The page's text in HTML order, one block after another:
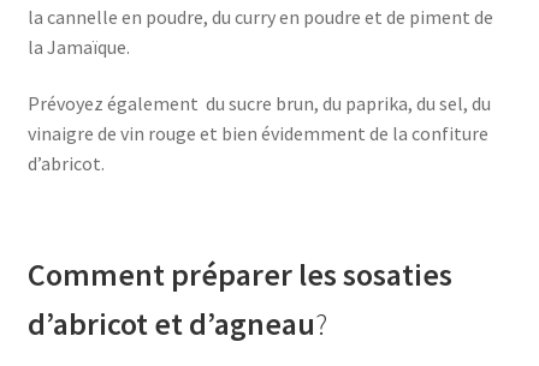
la cannelle en poudre, du curry en poudre et de piment de
la Jamaïque.
Prévoyez également du sucre brun, du paprika, du sel, du
vinaigre de vin rouge et bien évidemment de la confiture
d’abricot.
Comment préparer les sosaties
d’abricot et d’agneau?